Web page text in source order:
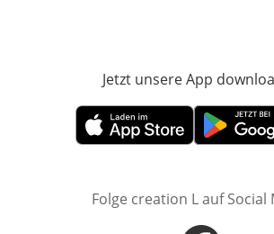
Jetzt unsere App
Öffnet in neuem Fenster
Öffnet in
Folge creation L auf Social